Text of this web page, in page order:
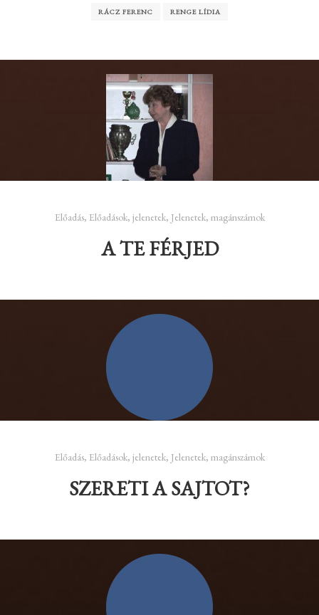
RÁCZ FERENC RENGE LÍDIA
Előadás, Előadások, jelenetek, Jelenetek, magánszámok
A TE FÉRJED
Előadás, Előadások, jelenetek, Jelenetek, magánszámok
SZERETI A SAJTOT?